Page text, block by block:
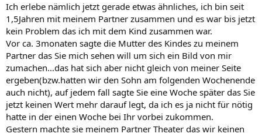
Ich erlebe nämlich jetzt gerade etwas ähnliches, ich bin seit
1,5Jahren mit meinem Partner zusammen und es war bis jetzt
kein Problem das ich mit dem Kind zusammen war.
Vor ca. 3monaten sagte die Mutter des Kindes zu meinem
Partner das Sie mich sehen will um sich ein Bild von mir
zumachen...das hat sich aber nicht gleich von meiner Seite
ergeben(bzw.hatten wir den Sohn am folgenden Wochenende
auch nicht), auf jedem fall sagte Sie eine Woche später das Sie
jetzt keinen Wert mehr darauf legt, da ich es ja nicht für nötig
hatte in der einen Woche bei Ihr vorbei zukommen.
Gestern machte sie meinem Partner Theater das wir keinen